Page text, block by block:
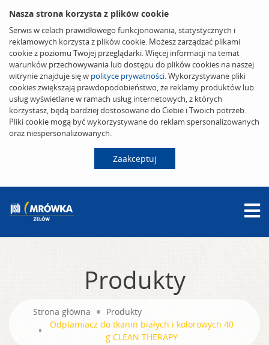
Nasza strona korzysta z plików cookie
Serwis w celach prawidłowego funkcjonowania, statystycznych i
reklamowych korzysta z plików cookie. Możesz zarządzać plikami
cookie z poziomu Twojej przeglądarki. Więcej informacji na temat
warunków przechowywania lub dostępu do plików cookies na naszej
witrynie znajduje się w polityce prywatności. Wykorzystywane pliki
cookies zwiększają prawdopodobieństwo, że reklamy produktów lub
usług wyświetlane w ramach usług internetowych, z których
korzystasz, będą bardziej dostosowane do Ciebie i Twoich potrzeb.
Pliki cookie mogą być wykorzystywane do reklam spersonalizowanych
oraz niespersonalizowanych.
Zaakceptuj
Produkty
Strona główna
Produkty
Odplamiacz do tkanin białych i kolorowych 40
g CLEAN THERAPY